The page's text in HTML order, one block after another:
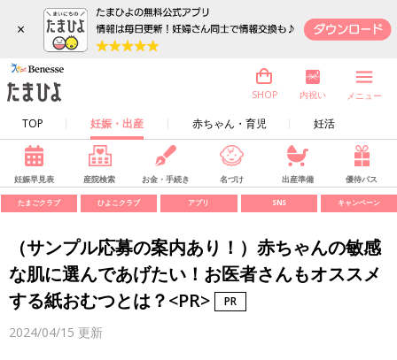
×
TOP 妊娠・出産 赤ちゃん・育児 妊活
SHOP 内祝い メニュー
妊娠早見表 産院検索 お金・手続き 名づけ 出産準備 優待パス
たまごクラブ ひよこクラブ アプリ SNS キャンペーン
（サンプル応募の案内あり！）赤ちゃんの敏感
な肌に選んであげたい！お医者さんもオススメ
する紙おむつとは？<PR>
2024/04/15 更新